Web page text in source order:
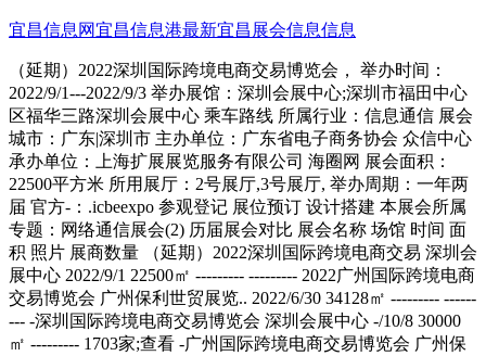
宜昌信息网宜昌信息港最新宜昌展会信息信息
（延期）2022深圳国际跨境电商交易博览会， 举办时间：
2022/9/1---2022/9/3 举办展馆：深圳会展中心;深圳市福田中心
区福华三路深圳会展中心 乘车路线 所属行业：信息通信 展会
城市：广东|深圳市 主办单位：广东省电子商务协会 众信中心
承办单位：上海扩展展览服务有限公司 海圈网 展会面积：
22500平方米 所用展厅：2号展厅,3号展厅, 举办周期：一年两
届 官方-：.icbeexpo 参观登记 展位预订 设计搭建 本展会所属
专题：网络通信展会(2) 历届展会对比 展会名称 场馆 时间 面
积 照片 展商数量 （延期）2022深圳国际跨境电商交易 深圳会
展中心 2022/9/1 22500㎡ --------- --------- 2022广州国际跨境电商
交易博览会 广州保利世贸展览.. 2022/6/30 34128㎡ --------- ------
--- -深圳国际跨境电商交易博览会 深圳会展中心 -/10/8 30000
㎡ --------- 1703家;查看 -广州国际跨境电商交易博览会 广州保